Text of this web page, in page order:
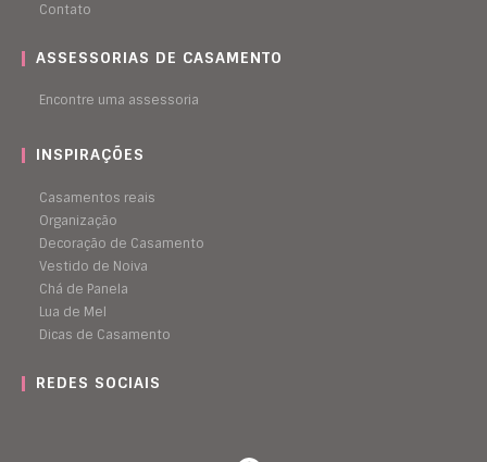
Contato
ASSESSORIAS DE CASAMENTO
Encontre uma assessoria
INSPIRAÇÕES
Casamentos reais
Organização
Decoração de Casamento
Vestido de Noiva
Chá de Panela
Lua de Mel
Dicas de Casamento
REDES SOCIAIS